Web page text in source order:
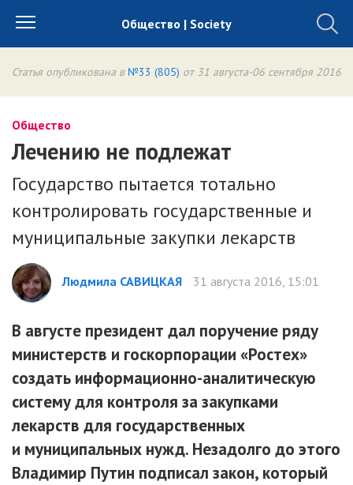
Общество | Society
Статья опубликована в №33 (805) от 31 августа-06 сентября 2016
Общество
Лечению не подлежат
Государство пытается тотально
контролировать государственные и
муниципальные закупки лекарств
Людмила САВИЦКАЯ 31 августа 2016, 15:01
В августе президент дал поручение ряду
министерств и госкорпорации «Ростех»
создать информационно-аналитическую
систему для контроля за закупками
лекарств для государственных
и муниципальных нужд. Незадолго до этого
Владимир Путин подписал закон, который